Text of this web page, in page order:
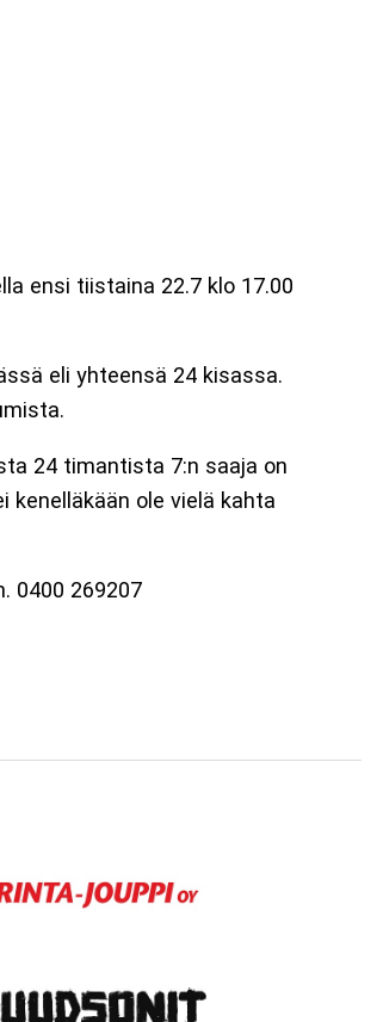
ensi tiistaina 22.7 klo 17.00
eli yhteensä 24 kisassa.
24 timantista 7:n saaja on
kenelläkään ole vielä kahta
0400 269207